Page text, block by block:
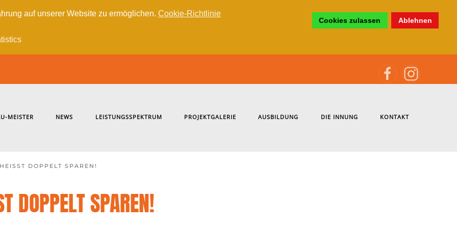
auf unserer Website zu ermöglichen. Cookie-Richtlinie
Cookies zulassen Ablehnen
MEISTER NEWS LEISTUNGSSPEKTRUM PROJEKTGALERIE AUSBILDUNG DIE INNUNG KONTAKT
DOPPELT SPAREN!
DOPPELT SPAREN!